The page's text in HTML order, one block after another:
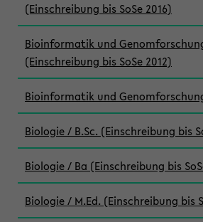
(Einschreibung bis SoSe 2016)
Bioinformatik und
(Einschreibung bis SoSe 2012)
Bioinformatik und
Biologie / B.Sc. (Einschreibung bis
Biologie / Ba (Einschreibung bis
Biologie / M.Ed. (Einschreibung bis